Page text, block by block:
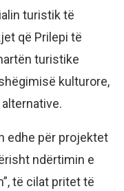
turistik të
që Prilepi të
turistike
kulturore,
edhe për projektet
ndërtimin e
të cilat pritet të